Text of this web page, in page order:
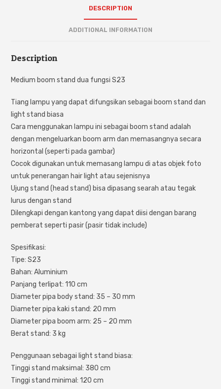
DESCRIPTION
ADDITIONAL INFORMATION
Description
Medium boom stand dua fungsi S23
Tiang lampu yang dapat difungsikan sebagai boom stand dan
light stand biasa
Cara menggunakan lampu ini sebagai boom stand adalah
dengan mengeluarkan boom arm dan memasangnya secara
horizontal (seperti pada gambar)
Cocok digunakan untuk memasang lampu di atas objek foto
untuk penerangan hair light atau sejenisnya
Ujung stand (head stand) bisa dipasang searah atau tegak
lurus dengan stand
Dilengkapi dengan kantong yang dapat diisi dengan barang
pemberat seperti pasir (pasir tidak include)
Spesifikasi:
Tipe: S23
Bahan: Aluminium
Panjang terlipat: 110 cm
Diameter pipa body stand: 35 – 30 mm
Diameter pipa kaki stand: 20 mm
Diameter pipa boom arm: 25 – 20 mm
Berat stand: 3 kg
Penggunaan sebagai light stand biasa:
Tinggi stand maksimal: 380 cm
Tinggi stand minimal: 120 cm